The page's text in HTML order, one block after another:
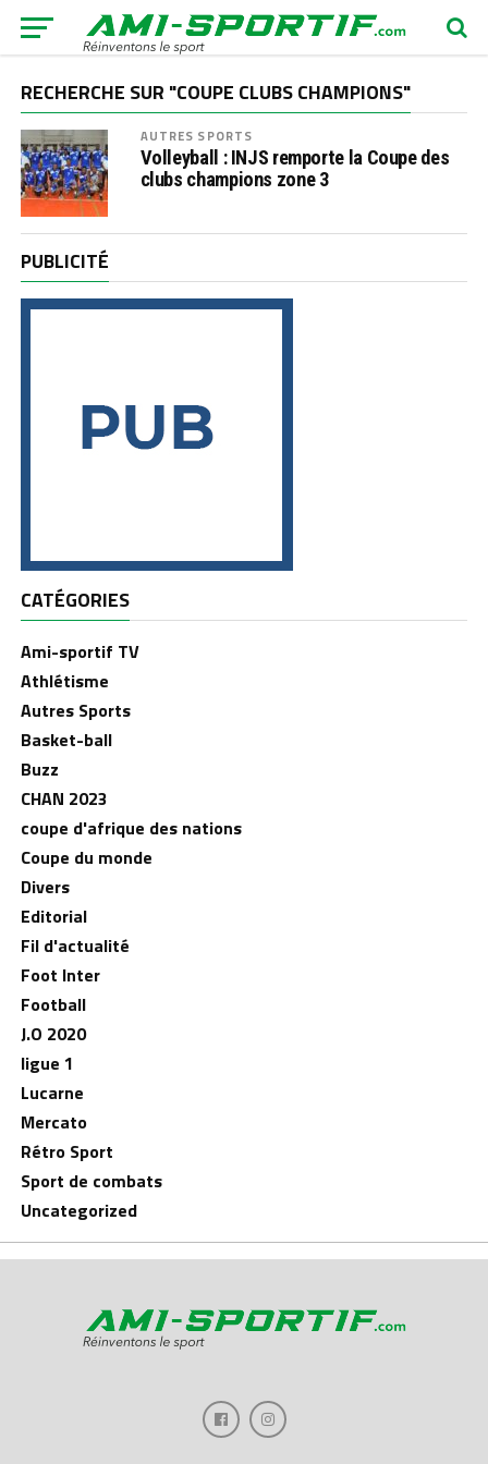
RECHERCHE SUR "COUPE CLUBS CHAMPIONS"
AUTRES SPORTS
Volleyball : INJS remporte la Coupe des
clubs champions zone 3
PUBLICITÉ
CATÉGORIES
Ami-sportif TV
Athlétisme
Autres Sports
Basket-ball
Buzz
CHAN 2023
coupe d'afrique des nations
Coupe du monde
Divers
Editorial
Fil d'actualité
Foot Inter
Football
J.O 2020
ligue 1
Lucarne
Mercato
Rétro Sport
Sport de combats
Uncategorized